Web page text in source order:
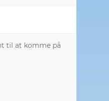
til at komme på